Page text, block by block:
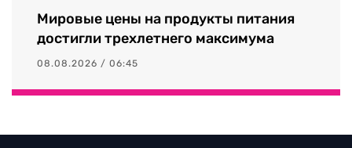
Мировые цены на продукты питания
достигли трехлетнего максимума
08.08.2026 / 06:45